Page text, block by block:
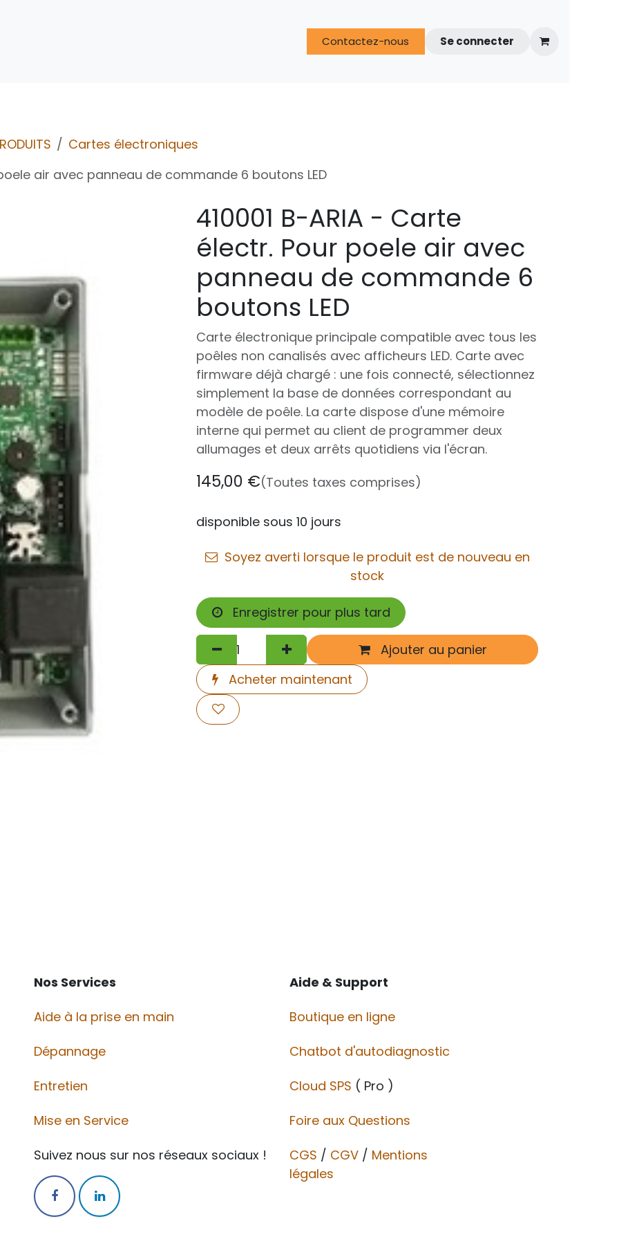
FAQ Espace techniciens
Contactez-nous Se connecter
Cartes électroniques
air avec panneau de commande 6 boutons LED
410001 B-ARIA - Carte
électr. Pour poele air avec
panneau de commande 6
boutons LED
Carte électronique principale compatible avec tous les
poêles non canalisés avec afficheurs LED. Carte avec
firmware déjà chargé : une fois connecté, sélectionnez
simplement la base de données correspondant au
modèle de poêle. La carte dispose d'une mémoire
interne qui permet au client de programmer deux
allumages et deux arrêts quotidiens via l'écran.
145,00 €(Toutes taxes comprises)
disponible sous 10 jours
Soyez averti lorsque le produit est de nouveau en
stock
Enregistrer pour plus tard
Ajouter au panier
Acheter maintenant
Aide & Support
Aide à la prise en main
Dépannage
Entretien
Mise en Service
Nos Services
Foire aux Questions
Boutique en ligne
Chatbot d'autodiagnostic
Cloud SPS ( Pro )
Suivez nous sur nos réseaux sociaux ! CGS / CGV​​ / Mentions
légales